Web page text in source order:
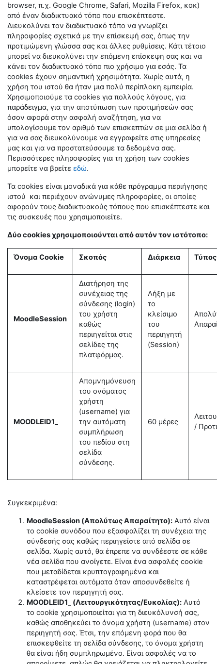
browser, π.χ. Google Chrome, Safari, Mozilla Firefox, κοκ)
από έναν διαδικτυακό τόπο που επισκέπτεστε.
Διευκολύνει τον διαδικτυακό τόπο να γνωρίζει
πληροφορίες σχετικά με την επίσκεψή σας, όπως την
προτιμώμενη γλώσσα σας και άλλες ρυθμίσεις. Κάτι τέτοιο
μπορεί να διευκολύνει την επόμενη επίσκεψη σας και να
κάνει τον διαδικτυακό τόπο πιο χρήσιμο για εσάς. Τα
cookies έχουν σημαντική χρησιμότητα. Χωρίς αυτά, η
χρήση του ιστού θα ήταν μια πολύ περίπλοκη εμπειρία.
Χρησιμοποιούμε τα cookies για πολλούς λόγους, για
παράδειγμα, για την αποτύπωση των προτιμήσεών σας
όσον αφορά στην ασφαλή αναζήτηση, για να
υπολογίσουμε τον αριθμό των επισκεπτών σε μια σελίδα ή
για να σας διευκολύνουμε να εγγραφείτε στις υπηρεσίες
μας και για να προστατεύσουμε τα δεδομένα σας.
Περισσότερες πληροφορίες για τη χρήση των cookies
μπορείτε να βρείτε εδώ.
Τα cookies είναι μοναδικά για κάθε πρόγραμμα περιήγησης
ιστού και περιέχουν ανώνυμες πληροφορίες, οι οποίες
αφορούν τους διαδικτυακούς τόπους που επισκέπτεστε και
τις συσκευές που χρησιμοποιείτε.
Δύο cookies χρησιμοποιούνται από αυτόν τον ιστότοπο:
Όνομα Cookie Σκοπός Διάρκεια Τύπος
MoodleSession
Διατήρηση της
συνέχειας της
σύνδεσης (login)
του χρήστη
καθώς
περιηγείται στις
σελίδες της
πλατφόρμας.
Λήξη με
το
κλείσιμο
του
περιηγητή
(Session)
MOODLEID1_
Απομνημόνευση
του ονόματος
χρήστη
(username) για
την αυτόματη
συμπλήρωση
του πεδίου στη
σελίδα
σύνδεσης.
60 μέρες
/
Συγκεκριμένα:
MoodleSession (Απολύτως Απαραίτητο): Αυτό είναι
το cookie συνόδου που εξασφαλίζει τη συνέχεια της
σύνδεσής σας καθώς περιηγείστε από σελίδα σε
σελίδα. Χωρίς αυτό, θα έπρεπε να συνδέεστε σε κάθε
νέα σελίδα που ανοίγετε. Είναι ένα ασφαλές cookie
που μεταδίδεται κρυπτογραφημένα και
καταστρέφεται αυτόματα όταν αποσυνδεθείτε ή
κλείσετε τον περιηγητή σας.
MOODLEID1_ (Λειτουργικότητας/Ευκολίας): Αυτό
το cookie χρησιμοποιείται για τη διευκόλυνσή σας,
καθώς αποθηκεύει το όνομα χρήστη (username) στον
περιηγητή σας. Έτσι, την επόμενη φορά που θα
επισκεφθείτε τη σελίδα σύνδεσης, το όνομα χρήστη
θα είναι ήδη συμπληρωμένο. Είναι ασφαλές να το